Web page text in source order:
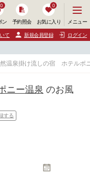
ン
0
予約照会 お気に入り
0
ニ
ュ
ー
開
く
メニュー
て 新規会員登録 ログイン
温泉掛け流しの宿 ホテルポ
ニー温泉 のお風
する